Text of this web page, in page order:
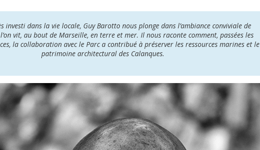
investi dans la vie locale, Guy Barotto nous plonge dans l’ambiance conviviale de
vit, au bout de Marseille, en terre et mer. Il nous raconte comment, passées les
la collaboration avec le Parc a contribué à préserver les ressources marines et le
patrimoine architectural des Calanques.